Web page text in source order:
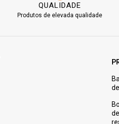
QUALIDADE
Produtos de elevada qualidade
de